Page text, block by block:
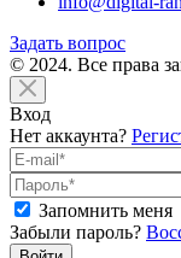
Задать вопрос
© 2024. Все права
Вход
Нет аккаунта?
Запомнить меня
Забыли пароль?